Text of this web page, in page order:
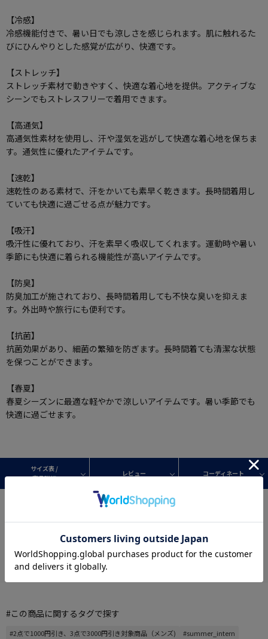
【冷感】
冷感機能付きで、暑い日でも涼しさを感じられます。肌に触れるた
びにひんやりとした感覚が広がり、快適です。
【ストレッチ】
ストレッチ素材で動きやすく、快適な着心地を提供。アクティブな
シーンでもストレスフリーで着用できます。
【高通気】
高通気性素材を使用し、汗や湿気を逃がして快適な着心地を保ちま
す。通気性に優れたアイテムです。
【速乾】
速乾性のある素材で、汗をかいても素早く乾きます。長時間着用し
ていても快適に過ごせる点が魅力です。
【吸汗】
吸汗性に優れており、汗を素早く吸収してくれます。運動時や暑い
季節にも快適に着られる機能性が高いアイテムです。
【防臭】
防臭加工が施されており、長時間着用しても不快な臭いを抑えま
す。外出時や旅行にも便利です。
【抗菌】
抗菌効果があり、細菌の繁殖を防ぎます。長時間着ても清潔な状態
を保つことができます。
【春夏】
春夏シーズンに最適な軽やかで涼しいアイテムです。暑い季節でも
快適に過ごせます。
サイズ表 /
商品詳細
レビュー コーディネート
サイズ計測中
この商品について
#この商品に関するタグで探す
#2点で1000円引き、3点で3000円引き対象商品（メンズ)
#summer_intern